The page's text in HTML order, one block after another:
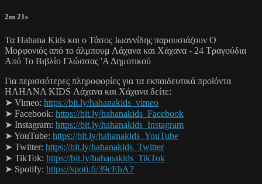
2m 21s
Τα Hahana Kids και ο Τάσος Ιωαννίδης παρουσιάζουν Ο
Μορφονιός από το άλμπουμ Λάχανα και Χάχανα - 24 Τραγούδια
Από Το Βιβλίο Γλώσσας 'Α Δημοτικού
Για περισσότερες πληροφορίες για τα εκπαιδευτικά προϊόντα
HAHANA KIDS Λάχανα και Χάχανα δείτε:
➤ Vimeo: https://bit.ly/hahanakids_vimeo
➤ Facebook: https://bit.ly/hahanakids_Facebook
➤ Instagram: https://bit.ly/hahanakids_Instagram
➤ YouTube: https://bit.ly/hahanakids_YouTube
➤ Twitter: https://bit.ly/hahanakids_Twitter
➤ TikTok: https://bit.ly/hahanakids_TikTok
➤ Spotify: https://spoti.fi/39cEhA7